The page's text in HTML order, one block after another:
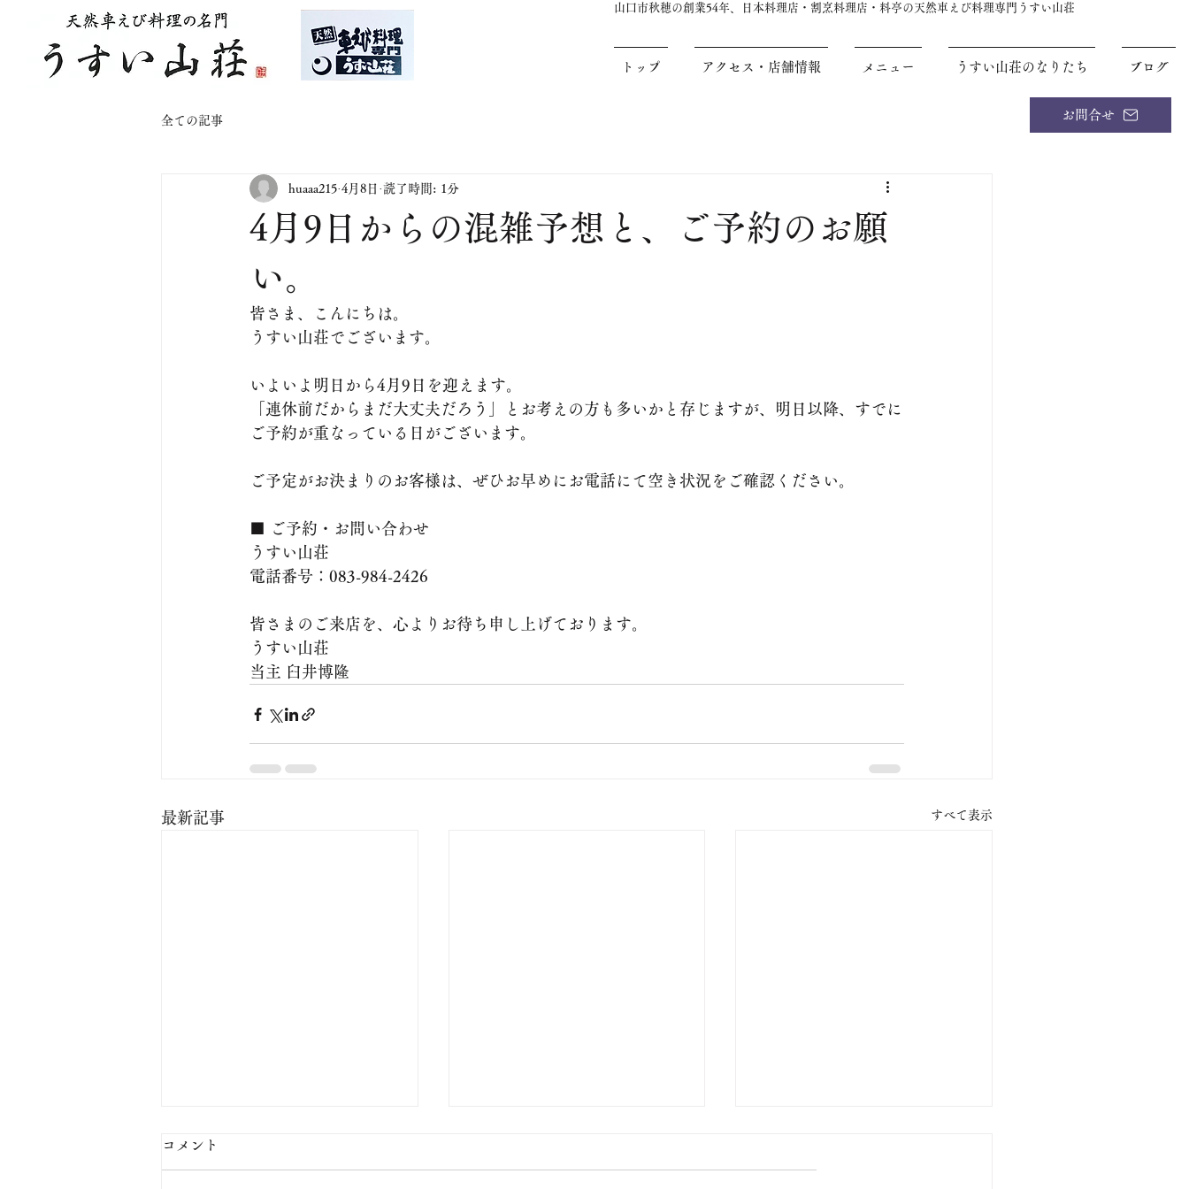
お問合せ
山口市秋穂の創業54年、日本料理店・割烹料理店・料亭の天然車えび料理専門うすい山荘
トップ アクセス・店舗情報 メニュー うすい山荘のなりたち ブログ
全ての記事
4月9日からの混雑予想と、ご予約のお願
い。
huaaa215 4月8日 読了時間: 1分
皆さま、こんにちは。
うすい山荘でございます。
​いよいよ明日から4月9日を迎えます。
「連休前だからまだ大丈夫だろう」とお考えの方も多いかと存じますが、明日以降、すでに
ご予約が重なっている日がございます。
​ご予定がお決まりのお客様は、ぜひお早めにお電話にて空き状況をご確認ください。
​■ ご予約・お問い合わせ
​うすい山荘
電話番号：083-984-2426
皆さまのご来店を、心よりお待ち申し上げております。
​うすい山荘
当主 臼井博隆
最新記事 すべて表示
コメント